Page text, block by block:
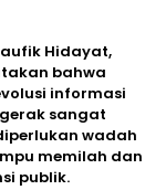
Hidayat,
bahwa
informasi
sangat
wadah
memilah dan
publik.